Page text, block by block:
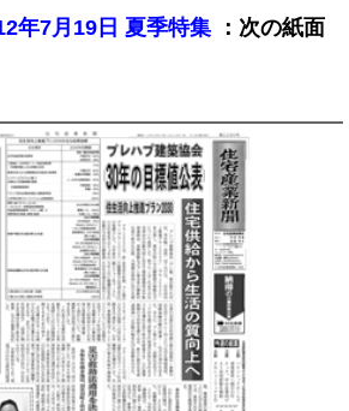
年7月19日 夏季特集
：次の紙面